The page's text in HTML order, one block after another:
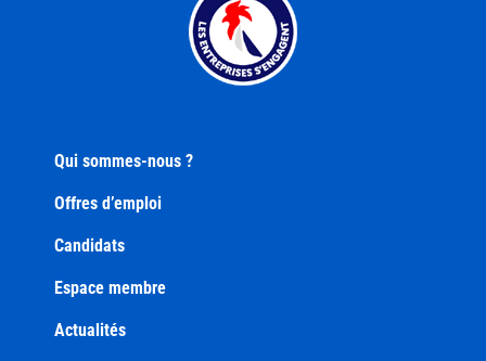
Qui sommes-nous ?
Offres d’emploi
Candidats
Espace membre
Actualités